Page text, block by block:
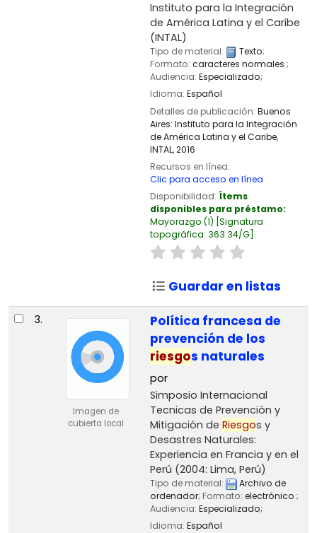
Instituto para la Integración
de América Latina y el Caribe
(INTAL)
Tipo de material: Texto;
Formato: caracteres normales ;
Audiencia: Especializado;
Idioma: Español
Detalles de publicación: Buenos
Aires: Instituto para la Integración
de América Latina y el Caribe,
INTAL,2016
Recursos en línea:
Clic para acceso en línea
Disponibilidad: Ítems
disponibles para préstamo:
Mayorazgo (1) Signatura
topográfica: 363.34/G .
Guardar en listas
3.
Imagen de
cubierta local
Política francesa de
prevención de los
riesgos naturales
por
Simposio Internacional
Tecnicas de Prevención y
Mitigación de Riesgos y
Desastres Naturales:
Experiencia en Francia y en el
Perú (2004: Lima, Perú)
Tipo de material:
Archivo de
ordenador; Formato: electrónico ;
Audiencia: Especializado;
Idioma: Español